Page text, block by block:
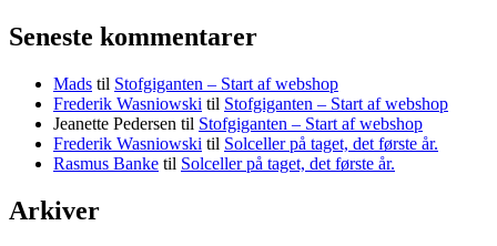
Seneste kommentarer
Mads til Stofgiganten – Start af webshop
Frederik Wasniowski til Stofgiganten – Start af webshop
Jeanette Pedersen til Stofgiganten – Start af webshop
Frederik Wasniowski til Solceller på taget, det første år.
Rasmus Banke til Solceller på taget, det første år.
Arkiver